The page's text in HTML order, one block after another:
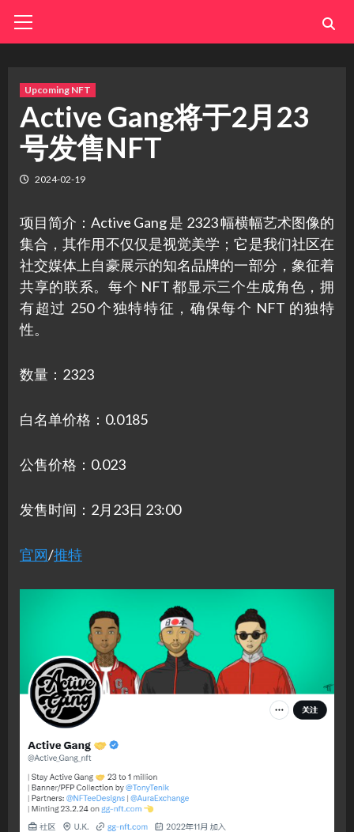
Menu
Upcoming NFT
Active Gang将于2月23
号发售NFT
2024-02-19
项目简介：Active Gang 是 2323 幅横幅艺术图像的
集合，其作用不仅仅是视觉美学；它是我们社区在
社交媒体上自豪展示的知名品牌的一部分，象征着
共享的联系。每个 NFT 都显示三个生成角色，拥
有超过 250 个独特特征，确保每个 NFT 的独特
性。
数量：2323
白名单价格：0.0185
公售价格：0.023
发售时间：2月23日 23:00
官网/推特